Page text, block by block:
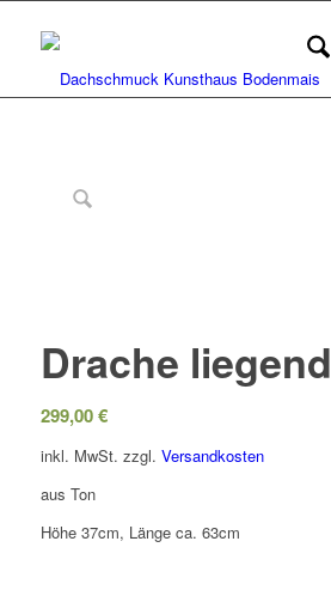
Drache liegend
299,00€
inkl. MwSt. zzgl. Versandkosten
aus Ton
Höhe 37cm, Länge ca. 63cm